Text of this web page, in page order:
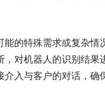
能的特殊需求或复杂情
，对机器人的识别结果
介入与客户的对话，确